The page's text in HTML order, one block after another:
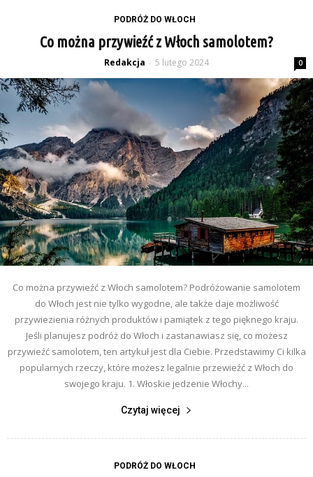
PODRÓŻ DO WŁOCH
Co można przywieźć z Włoch samolotem?
Redakcja - 5 lutego 2024 0
Co można przywieźć z Włoch samolotem? Podróżowanie samolotem
do Włoch jest nie tylko wygodne, ale także daje możliwość
przywiezienia różnych produktów i pamiątek z tego pięknego kraju.
Jeśli planujesz podróż do Włoch i zastanawiasz się, co możesz
przywieźć samolotem, ten artykuł jest dla Ciebie. Przedstawimy Ci kilka
popularnych rzeczy, które możesz legalnie przewieźć z Włoch do
swojego kraju. 1. Włoskie jedzenie Włochy...
Czytaj więcej
PODRÓŻ DO WŁOCH